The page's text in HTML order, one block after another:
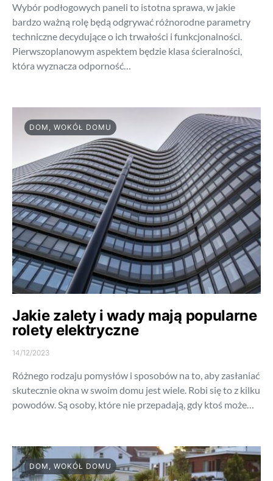
Wybór podłogowych paneli to istotna sprawa, w jakie
bardzo ważną rolę będą odgrywać różnorodne parametry
techniczne decydujące o ich trwałości i funkcjonalności.
Pierwszoplanowym aspektem będzie klasa ścieralności,
która wyznacza odporność…
DOM, WOKÓŁ DOMU
Jakie zalety i wady mają popularne
rolety elektryczne
14/12/2023
Różnego rodzaju pomysłów i sposobów na to, aby zasłaniać
skutecznie okna w swoim domu jest wiele. Robi się to z kilku
powodów. Są osoby, które nie przepadają, gdy ktoś może…
DOM, WOKÓŁ DOMU